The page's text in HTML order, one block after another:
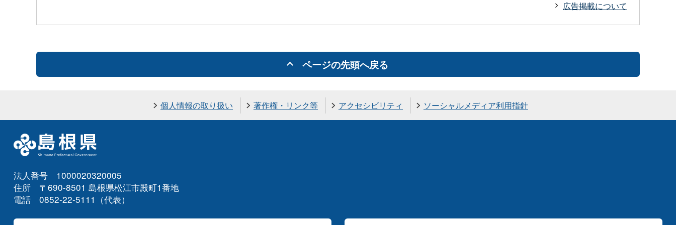
広告掲載について
ページの先頭へ戻る
個人情報の取り扱い 著作権・リンク等 アクセシビリティ ソーシャルメディア利用指針
法人番号 1000020320005
住所 〒690-8501 島根県松江市殿町1番地
電話 0852-22-5111（代表）